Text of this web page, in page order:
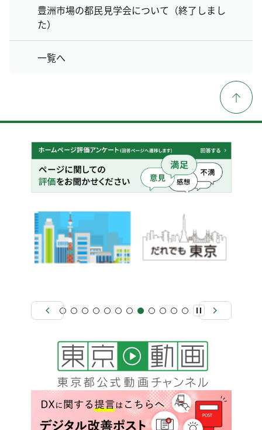
豊洲市場の都民見学会について（終了しまし
た）
一覧へ